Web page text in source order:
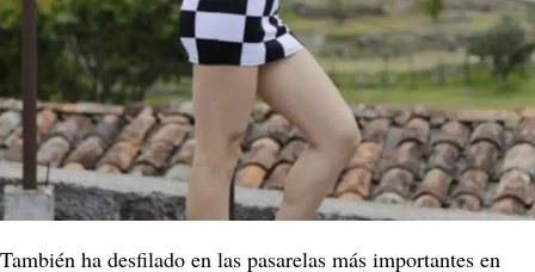
También ha desfilado en las pasarelas más importantes en